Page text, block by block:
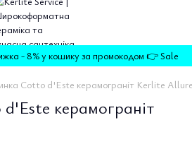
- 8% у кошику за промокодом 👉 Sale
Cotto d'Este керамограніт Kerlite
керамограніт